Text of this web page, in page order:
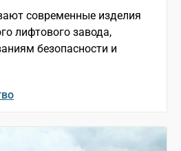
современные изделия
лифтового завода,
безопасности и